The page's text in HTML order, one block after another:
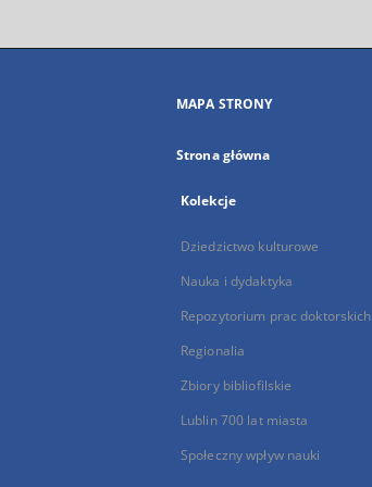
MAPA STRONY
Strona główna
Kolekcje
Dziedzictwo kulturowe
Nauka i dydaktyka
Repozytorium prac doktorskich
Regionalia
Zbiory bibliofilskie
Lublin 700 lat miasta
Społeczny wpływ nauki